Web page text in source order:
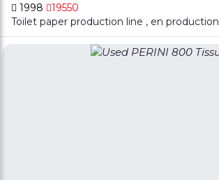
1998
19550
Toilet paper production line , en production